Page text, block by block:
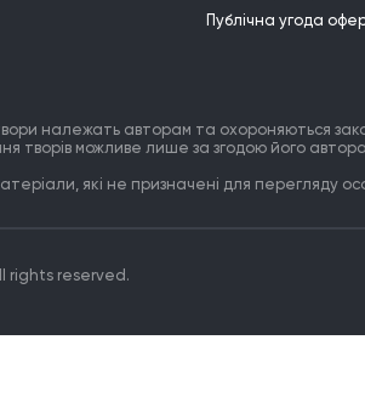
Публічна угода
належать авторам та охороняються
творів можливе лише за згодою його
які не призначені для перегляду
rights reserved.